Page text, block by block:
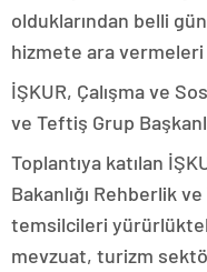
olduklarından belli
hizmete ara
İŞKUR, Çalışma ve
ve Teftiş Grup
Toplantıya katılan
Bakanlığı Rehberlik
temsilcileri
mevzuat, turizm